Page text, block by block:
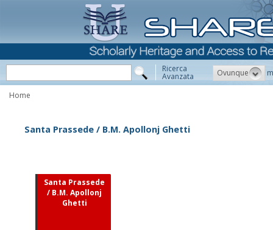
Ricerca
Avanzata Ovunque
Home
Santa Prassede / B.M. Apollonj Ghetti
Santa Prassede
/ B.M. Apollonj
Ghetti